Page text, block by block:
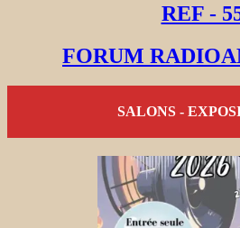
REF -
FORUM
SALONS -